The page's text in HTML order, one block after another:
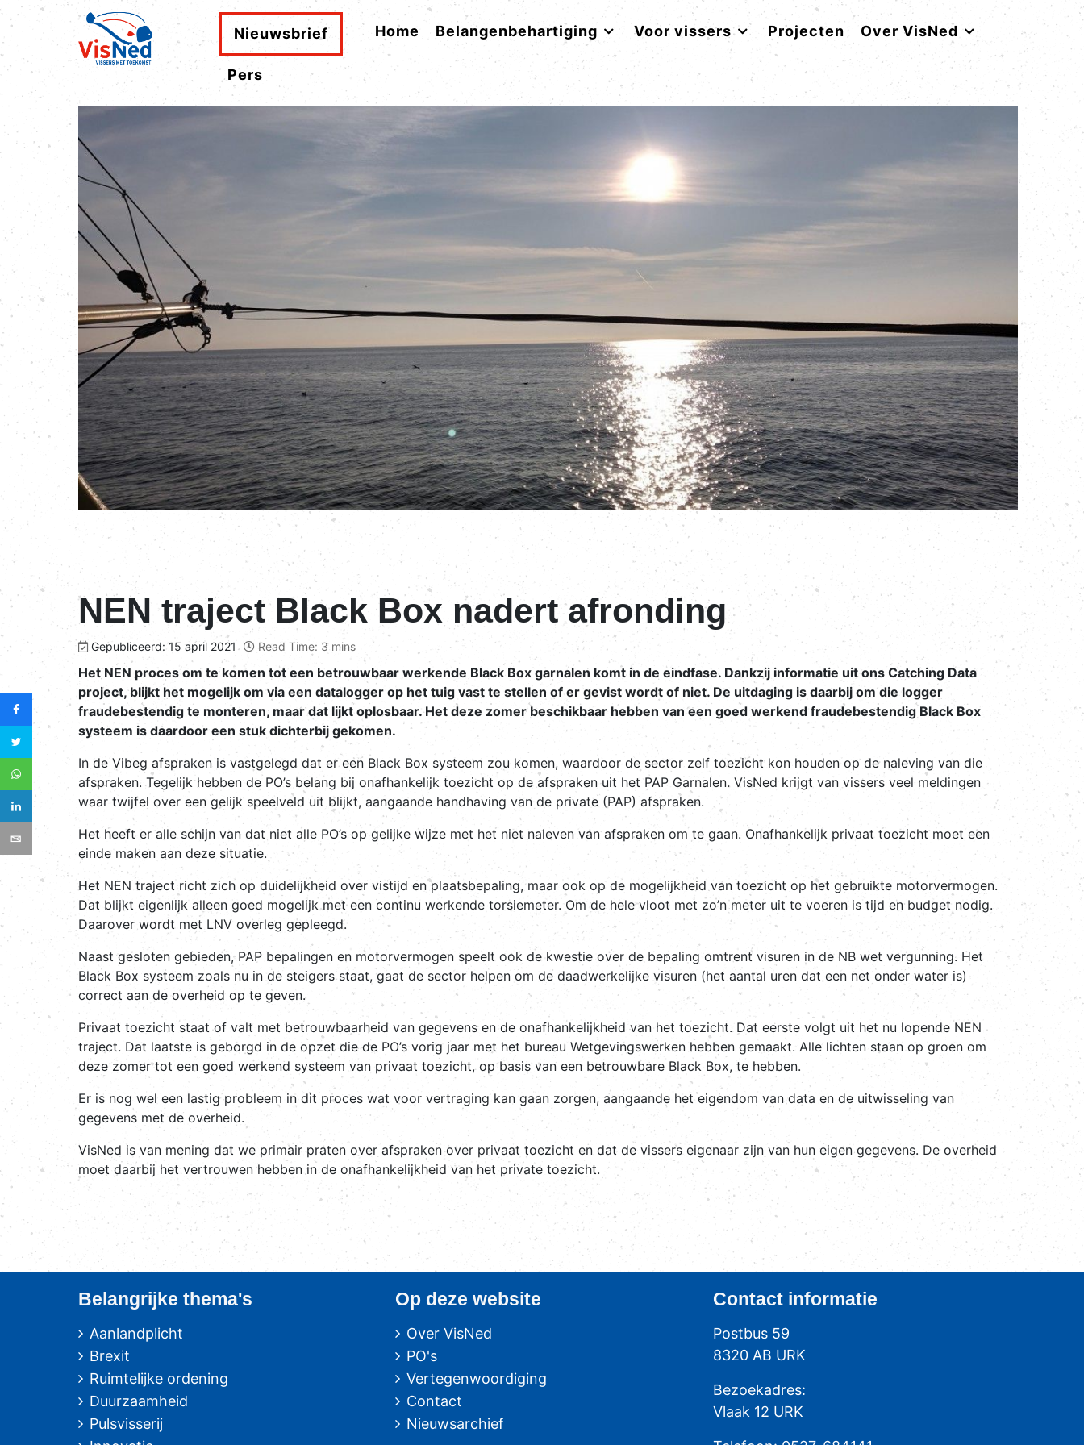
Nieuwsbrief Home Belangenbehartiging Voor vissers Projecten Over VisNed
Pers
NEN traject Black Box nadert afronding
Gepubliceerd: 15 april 2021 Read Time: 3 mins
Het NEN proces om te komen tot een betrouwbaar werkende Black Box garnalen komt in de eindfase. Dankzij informatie uit ons Catching Data
project, blijkt het mogelijk om via een datalogger op het tuig vast te stellen of er gevist wordt of niet. De uitdaging is daarbij om die logger
fraudebestendig te monteren, maar dat lijkt oplosbaar. Het deze zomer beschikbaar hebben van een goed werkend fraudebestendig Black Box
systeem is daardoor een stuk dichterbij gekomen.
In de Vibeg afspraken is vastgelegd dat er een Black Box systeem zou komen, waardoor de sector zelf toezicht kon houden op de naleving van die
afspraken. Tegelijk hebben de PO’s belang bij onafhankelijk toezicht op de afspraken uit het PAP Garnalen. VisNed krijgt van vissers veel meldingen
waar twijfel over een gelijk speelveld uit blijkt, aangaande handhaving van de private (PAP) afspraken.
Het heeft er alle schijn van dat niet alle PO’s op gelijke wijze met het niet naleven van afspraken om te gaan. Onafhankelijk privaat toezicht moet een
einde maken aan deze situatie.
Het NEN traject richt zich op duidelijkheid over vistijd en plaatsbepaling, maar ook op de mogelijkheid van toezicht op het gebruikte motorvermogen.
Dat blijkt eigenlijk alleen goed mogelijk met een continu werkende torsiemeter. Om de hele vloot met zo’n meter uit te voeren is tijd en budget nodig.
Daarover wordt met LNV overleg gepleegd.
Naast gesloten gebieden, PAP bepalingen en motorvermogen speelt ook de kwestie over de bepaling omtrent visuren in de NB wet vergunning. Het
Black Box systeem zoals nu in de steigers staat, gaat de sector helpen om de daadwerkelijke visuren (het aantal uren dat een net onder water is)
correct aan de overheid op te geven.
Privaat toezicht staat of valt met betrouwbaarheid van gegevens en de onafhankelijkheid van het toezicht. Dat eerste volgt uit het nu lopende NEN
traject. Dat laatste is geborgd in de opzet die de PO’s vorig jaar met het bureau Wetgevingswerken hebben gemaakt. Alle lichten staan op groen om
deze zomer tot een goed werkend systeem van privaat toezicht, op basis van een betrouwbare Black Box, te hebben.
Er is nog wel een lastig probleem in dit proces wat voor vertraging kan gaan zorgen, aangaande het eigendom van data en de uitwisseling van
gegevens met de overheid.
VisNed is van mening dat we primair praten over afspraken over privaat toezicht en dat de vissers eigenaar zijn van hun eigen gegevens. De overheid
moet daarbij het vertrouwen hebben in de onafhankelijkheid van het private toezicht.
Belangrijke thema's
Aanlandplicht
Brexit
Ruimtelijke ordening
Duurzaamheid
Pulsvisserij
Op deze website
Over VisNed
PO's
Vertegenwoordiging
Contact
Nieuwsarchief
Contactinformatie
Postbus 59
8320 AB URK
Bezoekadres:
Vlaak 12 URK